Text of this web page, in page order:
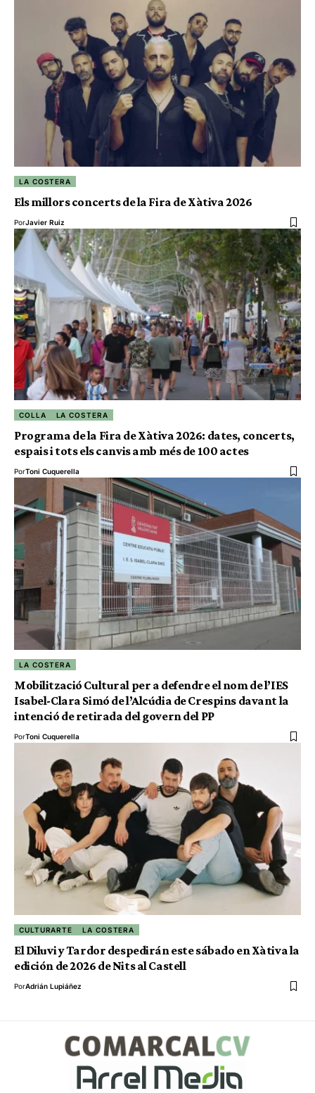
LA COSTERA
Els millors concerts de la Fira de Xàtiva 2026
PorJavier Ruiz
COLLA LA COSTERA
Programa de la Fira de Xàtiva 2026: dates, concerts,
espais i tots els canvis amb més de 100 actes
PorToni Cuquerella
LA COSTERA
Mobilització Cultural per a defendre el nom de l’IES
Isabel-Clara Simó de l’Alcúdia de Crespins davant la
intenció de retirada del govern del PP
PorToni Cuquerella
CULTURARTE LA COSTERA
El Diluvi y Tardor despedirán este sábado en Xàtiva la
edición de 2026 de Nits al Castell
PorAdrián Lupiáñez